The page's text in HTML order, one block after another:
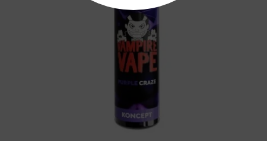
Arômes : fruités et frais. E-liquide Koncept
Vampire Vape. Disponible en 50 ml sans